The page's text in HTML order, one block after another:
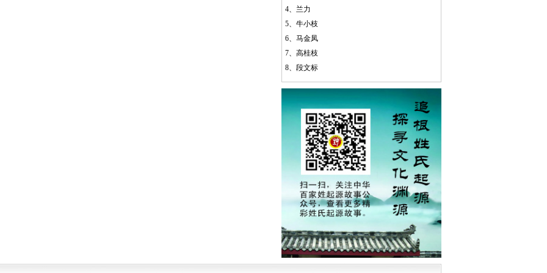
4、 兰力
5、 牛小枝
6、 马金凤
7、 高桂枝
8、 段文标